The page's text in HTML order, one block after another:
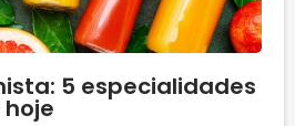
5 especialidades